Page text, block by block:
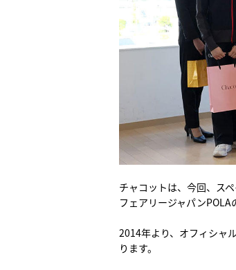
チャコットは、今回、ス
フェアリージャパンPOLA
2014年より、オフィシャ
ります。